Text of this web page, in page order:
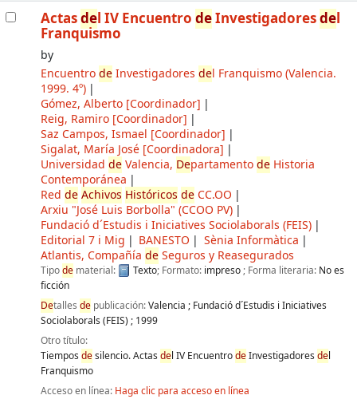
Actasdel IV Encuentro deInvestigadoresdel
Franquismo
by
EncuentrodeInvestigadores del Franquismo(Valencia.
1999. 4º)
Gómez, Alberto[Coordinador]
Reig, Ramiro[Coordinador]
Saz Campos, Ismael [Coordinador]
Sigalat, María José[Coordinadora]
Universidad deValencia, DepartamentodeHistoria
Contemporánea
Red de Achivos Históricos deCC.OO
Arxiu "José Luis Borbolla" (CCOO PV)
Fundació d´Estudis i Iniciatives Sociolaborals (FEIS)
Editorial 7 i Mig
BANESTO
Sènia Informàtica
Atlantis, Compañía deSeguros y Reasegurados
Tipodematerial: Texto; Formato: impreso ; Forma literaria: No es
ficción
Detalles depublicación:Valencia ; Fundació d´Estudis i Iniciatives
Sociolaborals (FEIS) ; 1999
Otro título:
Tiempos desilencio. Actas del IV EncuentrodeInvestigadores del
Franquismo
Acceso en línea: Haga clic para acceso en línea